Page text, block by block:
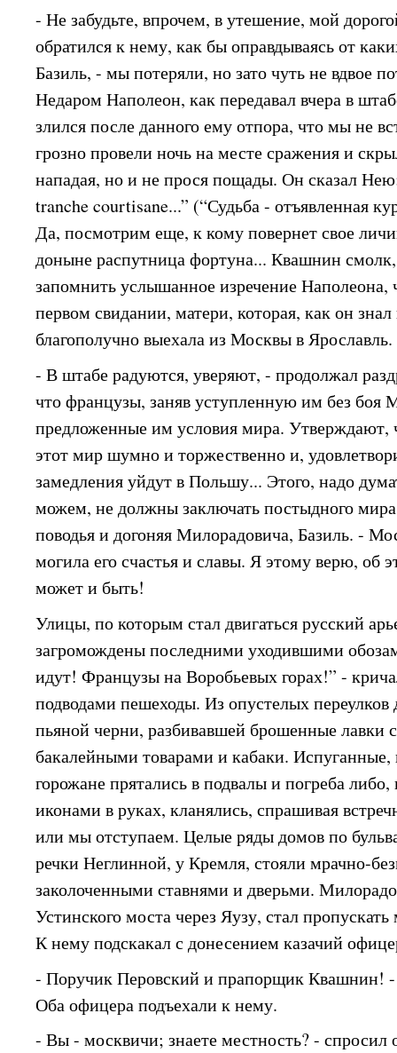
- Не забудьте, впрочем, в утешение, мой
обратился к нему, как бы оправдываясь от
Базиль, - мы потеряли, но зато чуть не вдвое
Недаром Наполеон, как передавал вчера в
злился после данного ему отпора, что мы не
грозно провели ночь на месте сражения и
нападая, но и не прося пощады. Он сказал
tranche courtisane...” (“Судьба - отъявленная
Да, посмотрим еще, к кому повернет свое
доныне распутница фортуна... Квашнин смолк,
запомнить услышанное изречение Наполеона,
первом свидании, матери, которая, как он
благополучно выехала из Москвы в Ярославль.
- В штабе радуются, уверяют, - продолжал
что французы, заняв уступленную им без боя
предложенные им условия мира. Утверждают,
этот мир шумно и торжественно и,
замедления уйдут в Польшу... Этого, надо
можем, не должны заключать постыдного
поводья и догоняя Милорадовича, Базиль. -
могила его счастья и славы. Я этому верю, об
может и быть!
Улицы, по которым стал двигаться русский
загромождены последними уходившими
идут! Французы на Воробьевых горах!” -
подводами пешеходы. Из опустелых
пьяной черни, разбивавшей брошенные лавки
бакалейными товарами и кабаки.
горожане прятались в подвалы и погреба либо,
иконами в руках, кланялись, спрашивая
или мы отступаем. Целые ряды домов по
речки Неглинной, у Кремля, стояли мрачно-
заколоченными ставнями и дверьми.
Устинского моста через Яузу, стал
К нему подскакал с донесением казачий
- Поручик Перовский и прапорщик Квашнин!
Оба офицера подъехали к нему.
- Вы - москвичи; знаете местность? - спросил